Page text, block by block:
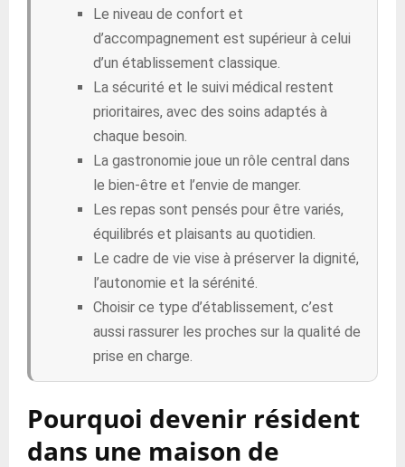
Le niveau de confort et
d’accompagnement est supérieur à celui
d’un établissement classique.
La sécurité et le suivi médical restent
prioritaires, avec des soins adaptés à
chaque besoin.
La gastronomie joue un rôle central dans
le bien-être et l’envie de manger.
Les repas sont pensés pour être variés,
équilibrés et plaisants au quotidien.
Le cadre de vie vise à préserver la dignité,
l’autonomie et la sérénité.
Choisir ce type d’établissement, c’est
aussi rassurer les proches sur la qualité de
prise en charge.
Pourquoi devenir résident
dans une maison de